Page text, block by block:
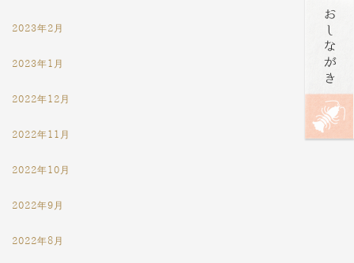
2023年2月
2023年1月
2022年12月
2022年11月
2022年10月
2022年9月
2022年8月